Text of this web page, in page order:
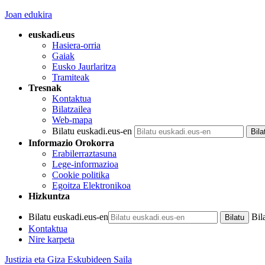
Joan edukira
euskadi.eus
Hasiera-orria
Gaiak
Eusko Jaurlaritza
Tramiteak
Tresnak
Kontaktua
Bilatzailea
Web-mapa
Bilatu euskadi.eus-en
Informazio Orokorra
Erabilerraztasuna
Lege-informazioa
Cookie politika
Egoitza Elektronikoa
Hizkuntza
Bilatu euskadi.eus-en
Kontaktua
Nire karpeta
Justizia eta Giza Eskubideen Saila